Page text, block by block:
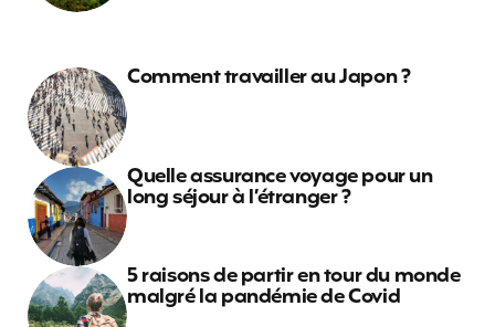
Comment travailler au Japon ?
Quelle assurance voyage pour un
long séjour à l’étranger ?
5 raisons de partir en tour du monde
malgré la pandémie de Covid